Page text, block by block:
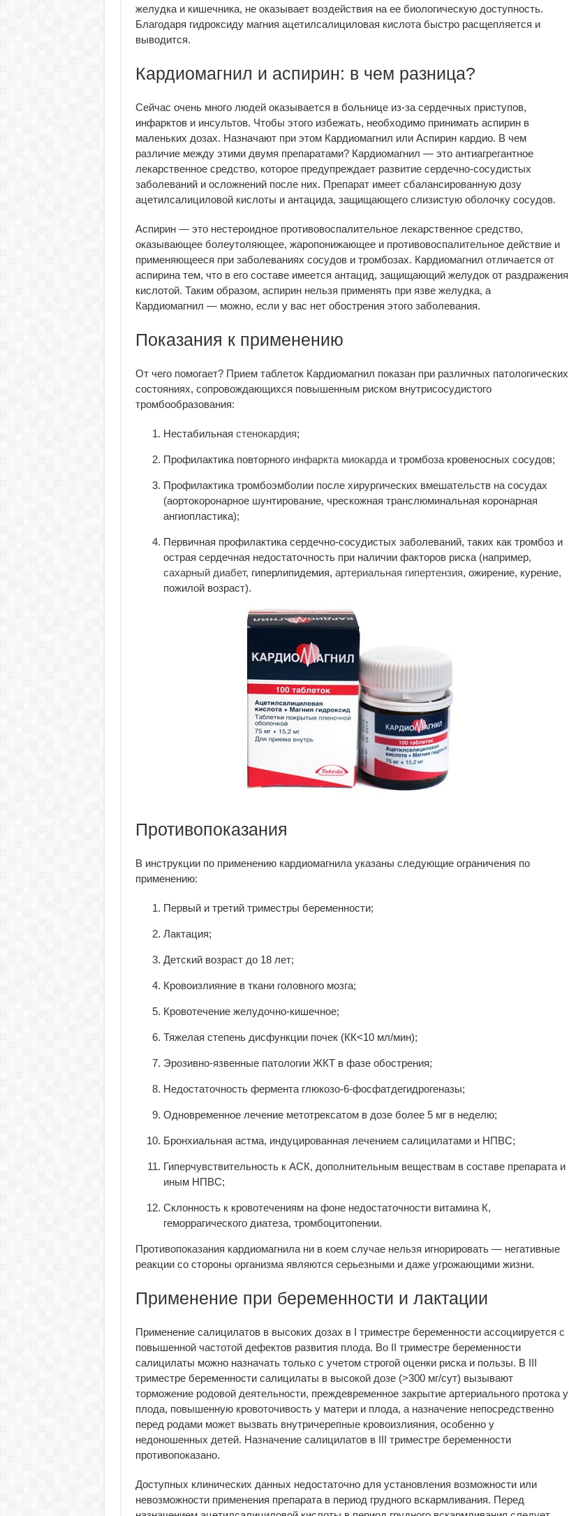
желудка и кишечника, не оказывает воздействия на ее биологическую доступность.
Благодаря гидроксиду магния ацетилсалициловая кислота быстро расщепляется и
выводится.
Кардиомагнил и аспирин: в чем разница?
Сейчас очень много людей оказывается в больнице из-за сердечных приступов,
инфарктов и инсультов. Чтобы этого избежать, необходимо принимать аспирин в
маленьких дозах. Назначают при этом Кардиомагнил или Аспирин кардио. В чем
различие между этими двумя препаратами? Кардиомагнил — это антиагрегантное
лекарственное средство, которое предупреждает развитие сердечно-сосудистых
заболеваний и осложнений после них. Препарат имеет сбалансированную дозу
ацетилсалициловой кислоты и антацида, защищающего слизистую оболочку сосудов.
Аспирин — это нестероидное противовоспалительное лекарственное средство,
оказывающее болеутоляющее, жаропонижающее и противовоспалительное действие и
применяющееся при заболеваниях сосудов и тромбозах. Кардиомагнил отличается от
аспирина тем, что в его составе имеется антацид, защищающий желудок от раздражения
кислотой. Таким образом, аспирин нельзя применять при язве желудка, а
Кардиомагнил — можно, если у вас нет обострения этого заболевания.
Показания к применению
От чего помогает? Прием таблеток Кардиомагнил показан при различных патологических
состояниях, сопровождающихся повышенным риском внутрисосудистого
тромбообразования:
Нестабильная стенокардия;
Профилактика повторного инфаркта миокардаи тромбоза кровеносных сосудов;
Профилактика тромбоэмболии после хирургических вмешательств на сосудах
(аортокоронарное шунтирование, чрескожная транслюминальная коронарная
ангиопластика);
Первичная профилактика сердечно-сосудистых заболеваний, таких как тромбоз и
острая сердечная недостаточность при наличии факторов риска (например,
сахарный диабет, гиперлипидемия, артериальная гипертензия, ожирение, курение,
пожилой возраст).
Противопоказания
В инструкции по применению кардиомагнила указаны следующие ограничения по
применению:
Первый и третий триместры беременности;
Лактация;
Детский возраст до 18 лет;
Кровоизлияние в ткани головного мозга;
Кровотечение желудочно-кишечное;
Тяжелая степень дисфункции почек (КК<10 мл/мин);
Эрозивно-язвенные патологии ЖКТ в фазе обострения;
Недостаточность фермента глюкозо-6-фосфатдегидрогеназы;
Одновременное лечение метотрексатом в дозе более 5 мг в неделю;
Бронхиальная астма, индуцированная лечением салицилатами и НПВС;
Гиперчувствительность к АСК, дополнительным веществам в составе препарата и
иным НПВС;
Склонность к кровотечениям на фоне недостаточности витамина К,
геморрагического диатеза, тромбоцитопении.
Противопоказания кардиомагнила ни в коем случае нельзя игнорировать — негативные
реакции со стороны организма являются серьезными и даже угрожающими жизни.
Применение при беременности и лактации
Применение салицилатов в высоких дозах в I триместре беременности ассоциируется с
повышенной частотой дефектов развития плода. Во II триместре беременности
салицилаты можно назначать только с учетом строгой оценки риска и пользы. В III
триместре беременности салицилаты в высокой дозе (>300 мг/сут) вызывают
торможение родовой деятельности, преждевременное закрытие артериального протока у
плода, повышенную кровоточивость у матери и плода, а назначение непосредственно
перед родами может вызвать внутричерепные кровоизлияния, особенно у
недоношенных детей. Назначение салицилатов в III триместре беременности
противопоказано.
Доступных клинических данных недостаточно для установления возможности или
невозможности применения препарата в период грудного вскармливания. Перед